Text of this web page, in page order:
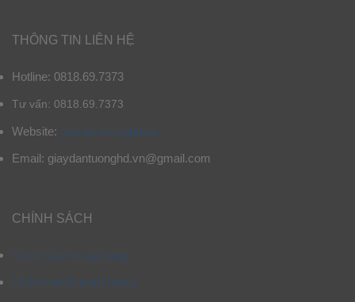
THÔNG TIN LIÊN HỆ
Hotline: 0818.69.7373
Tư vấn: 0818.69.7373
Website: giaydantuonghd.vn
Email: giaydantuonghd.vn@gmail.com
CHÍNH SÁCH
Chính sách mua hàng
Chính sách giao hàng